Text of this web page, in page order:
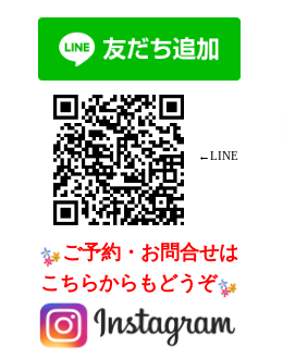
←LINE
ご予約・お問合せは
こちらからもどうぞ